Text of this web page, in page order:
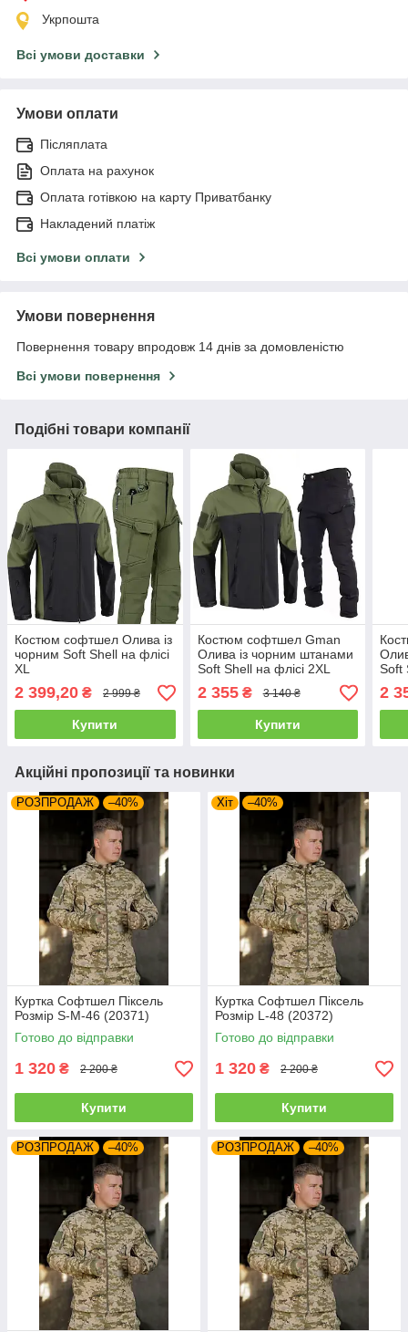
Укрпошта
Всі умови доставки
Умови оплати
Післяплата
Оплата на рахунок
Оплата готівкою на карту Приватбанку
Накладений платіж
Всі умови оплати
Умови повернення
Повернення товару впродовж 14 днів за домовленістю
Всі умови повернення
Подібні товари компанії
Костюм софтшел Олива із
чорним Soft Shell на флісі
XL
2 399,20 ₴ 2 999 ₴
Купити
Костюм софтшел Gman
Олива із чорним штанами
Soft Shell на флісі 2XL
2 355₴ 3 140 ₴
Купити
Soft
2
Акційні пропозиції та новинки
РОЗПРОДАЖ –40%
Куртка Софтшел Піксель
Розмір S-M-46 (20371)
Готово до відправки
1 320 ₴ 2 200 ₴
Купити
Хіт –40%
Куртка Софтшел Піксель
Розмір L-48 (20372)
Готово до відправки
1 320 ₴ 2 200 ₴
Купити
РОЗПРОДАЖ –40% РОЗПРОДАЖ –40%